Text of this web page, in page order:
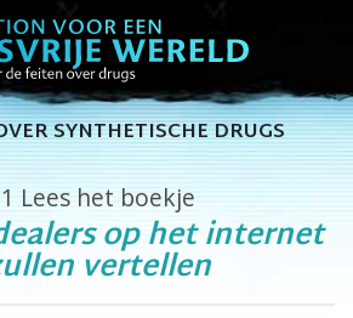
SYNTHETISCHE DRUGS
Lees het boekje
op het internet
vertellen